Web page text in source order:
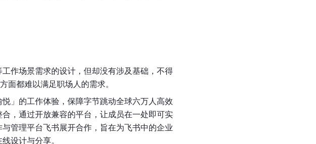
作场景需求的设计，但却没有涉及基础，不得
都难以满足职场人的需求。
」的工作体验，保障字节跳动全球六万人高效
，通过开放兼容的平台，让成员在一处即可实
管理平台飞书展开合作，旨在为飞书中的企业
设计与分享。